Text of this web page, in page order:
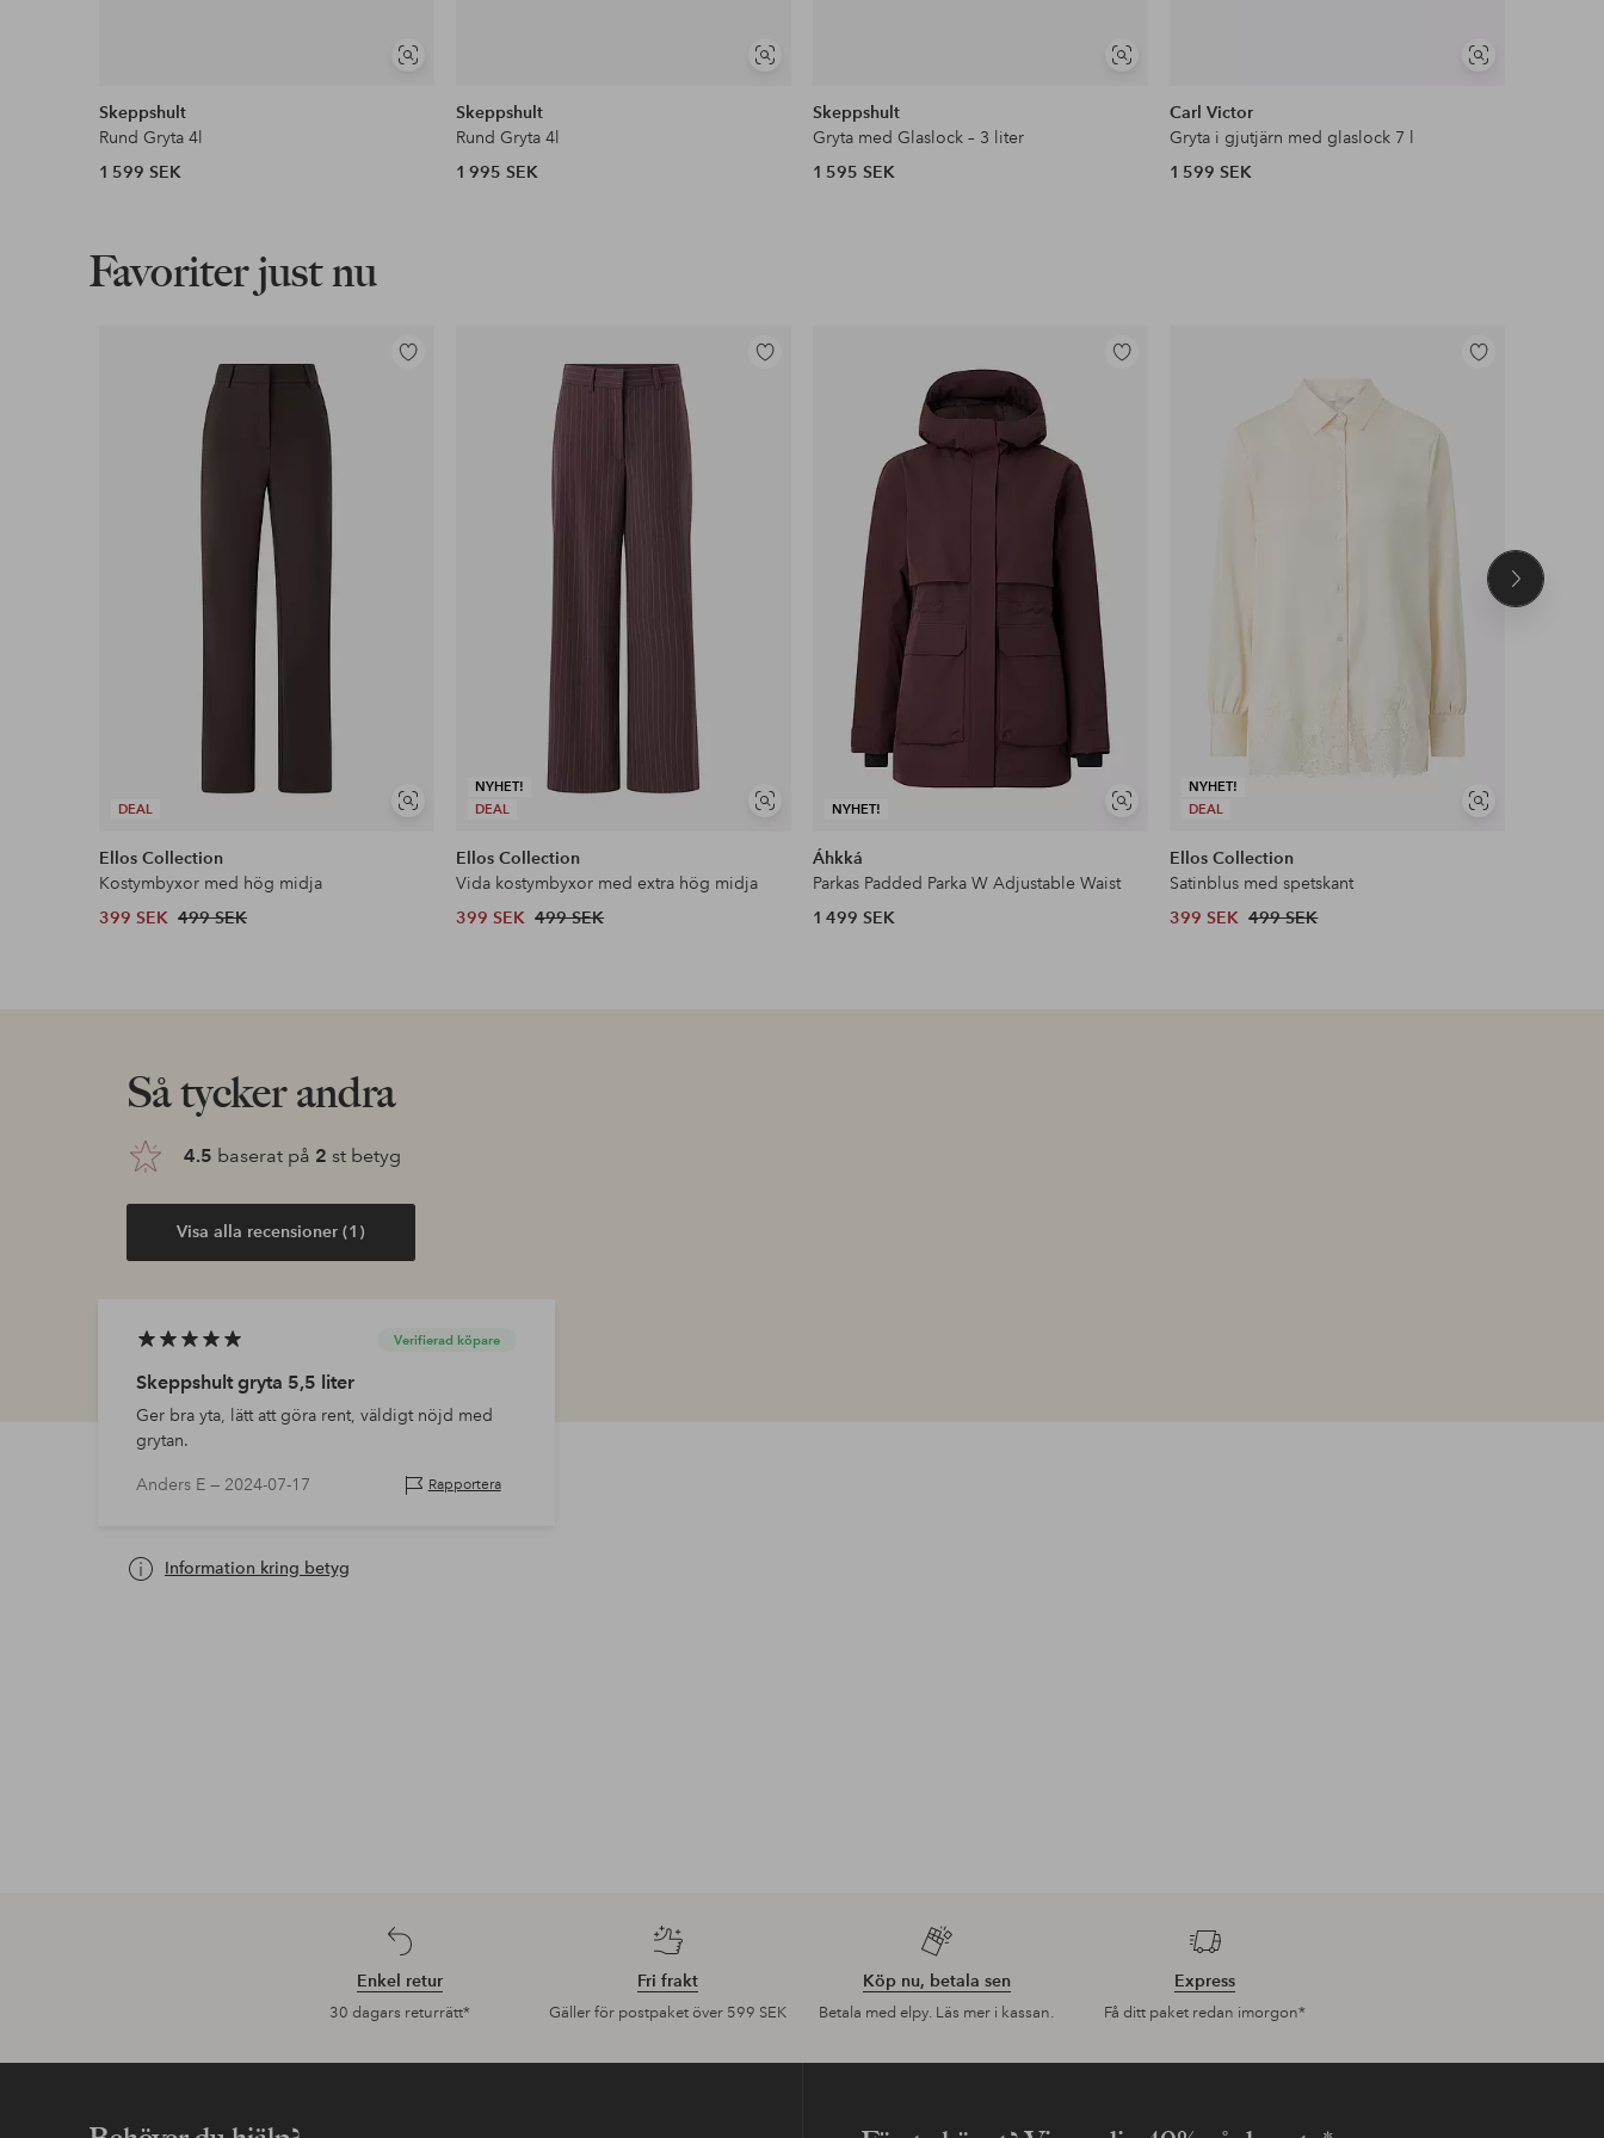
Visa
Skeppshult
Rund Gryta 4l
1 599 SEK
Visa
Skeppshult
Rund Gryta 4l
1 995 SEK
Visa
Skeppshult
Gryta med Glaslock – 3 liter
1 595 SEK
Visa
Carl Victor
Gryta i gjutjärn med glaslock 7 l
1 599 SEK
Favoriter just nu
DEAL
Visa
Lägg
Ellos Collection
Kostymbyxor med hög midja
399 SEK 499 SEK
NYHET!
DEAL
Visa
Lägg
Ellos Collection
Vida kostymbyxor med extra hög midja
399 SEK 499 SEK
NYHET!
Visa
Lägg
Áhkká
Parkas Padded Parka W Adjustable Waist
1 499 SEK
NYHET!
DEAL
Visa
Lägg
Ellos Collection
Satinblus med spetskant
399 SEK 499 SEK
Nästa
Så tycker andra
4.5 baserat på 2 st betyg
Visa alla recensioner (1)
Verifierad köpare
Skeppshult gryta 5,5 liter
Ger bra yta, lätt att göra rent, väldigt nöjd med
grytan.
Anders E — 2024-07-17 Rapportera
Information kring betyg
Enkel retur
30 dagars returrätt*
Fri frakt
Gäller för postpaket över 599 SEK
Köp nu, betala sen
Betala med elpy. Läs mer i kassan.
Express
Få ditt paket redan imorgon*